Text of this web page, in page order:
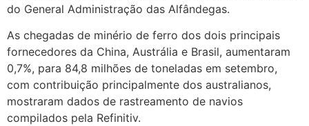
do General Administração das Alfândegas.
As chegadas de minério de ferro dos dois principais
fornecedores da China, Austrália e Brasil, aumentaram
0,7%, para 84,8 milhões de toneladas em setembro,
com contribuição principalmente dos australianos,
mostraram dados de rastreamento de navios
compilados pela Refinitiv.